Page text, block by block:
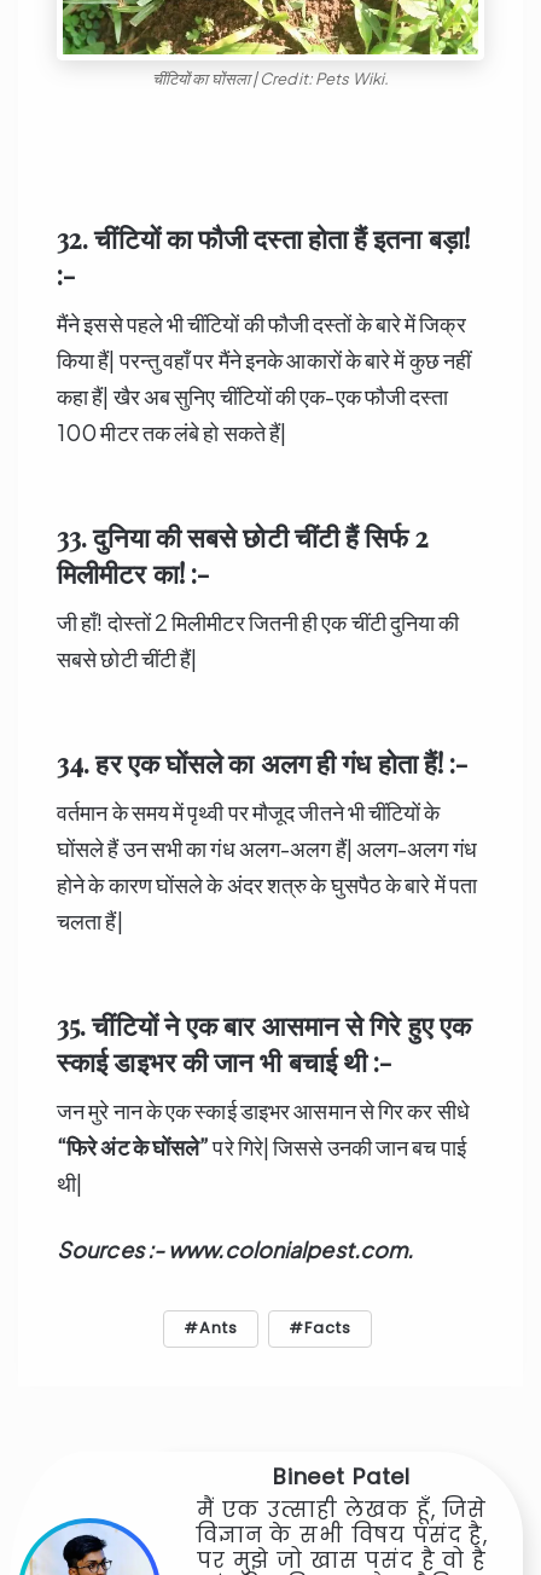
चींटियों का घोंसला | Credit: Pets Wiki.
32. चींटियोंका फौजी दस्ता होता हैं इतना बड़ा!
:-
मैंने इससे पहले भी चींटियों की फौजी दस्तों के बारे में जिक्र
किया हैं| परन्तु वहाँ पर मैंने इनके आकारों के बारे में कुछ नहीं
कहा हैं| खैर अब सुनिए चींटियों की एक-एक फौजी दस्ता
100 मीटर तक लंबे हो सकते हैं|
33. दुनिया की सबसे छोटी चींटी हैं सिर्फ2
मिलीमीटर का! :-
जी हाँ! दोस्तों 2 मिलीमीटर जितनी ही एक चींटी दुनिया की
सबसे छोटी चींटी हैं|
34. हर एक घोंसले का अलग ही गंध होता हैं! :-
वर्तमान के समय में पृथ्वी पर मौजूद जीतने भी चींटियों के
घोंसले हैं उन सभी का गंध अलग-अलग हैं| अलग-अलग गंध
होने के कारण घोंसले के अंदर शत्रु के घुसपैठ के बारे में पता
चलता हैं|
35. चींटियोंने एक बार आसमान से गिरे हुए एक
स्काई डाइभर की जान भी बचाई थी :-
जन मुरे नान के एक स्काई डाइभर आसमान से गिर कर सीधे
“फिरे अंट के घोंसले”परे गिरे| जिससे उनकी जान बच पाई
थी|
Sources :- www.colonialpest.com.
Ants Facts
Bineet Patel
मैं एक उत्साही लेखक हूँ, जिसे
विज्ञान के सभी विषय पसंद है,
पर मुझे जो खास पसंद है वो है